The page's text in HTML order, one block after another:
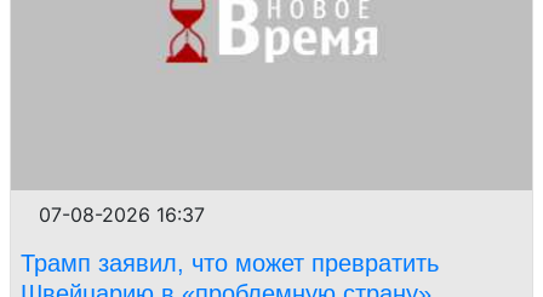
07-08-2026 16:37
Трамп заявил, что может превратить